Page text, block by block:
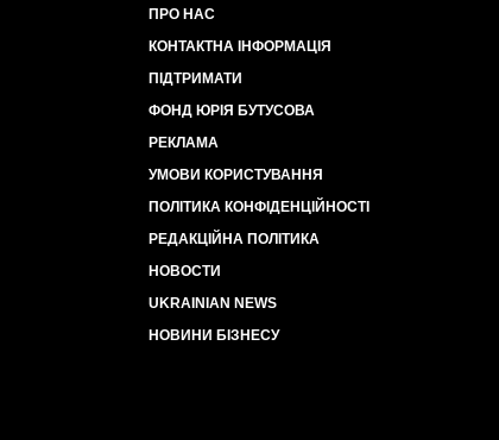
ПРО НАС
КОНТАКТНА ІНФОРМАЦІЯ
ПІДТРИМАТИ
ФОНД ЮРІЯ БУТУСОВА
РЕКЛАМА
УМОВИ КОРИСТУВАННЯ
ПОЛІТИКА КОНФІДЕНЦІЙНОСТІ
РЕДАКЦІЙНА ПОЛІТИКА
НОВОСТИ
UKRAINIAN NEWS
НОВИНИ БІЗНЕСУ